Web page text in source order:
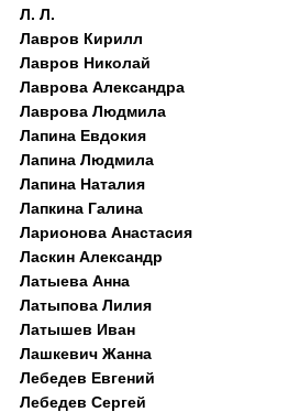
Л. Л.
Лавров Кирилл
Лавров Николай
Лаврова Александра
Лаврова Людмила
Лапина Евдокия
Лапина Людмила
Лапина Наталия
Лапкина Галина
Ларионова Анастасия
Ласкин Александр
Латыева Анна
Латыпова Лилия
Латышев Иван
Лашкевич Жанна
Лебедев Евгений
Лебедев Сергей